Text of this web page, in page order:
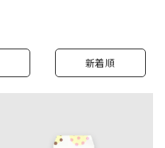
新着順